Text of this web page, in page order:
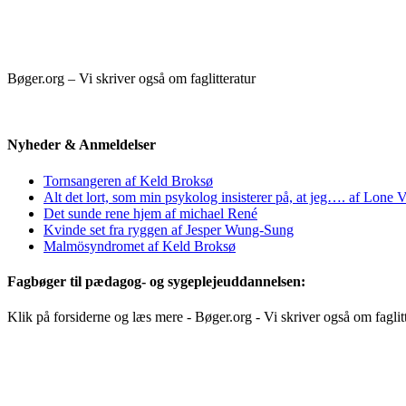
Bøger.org – Vi skriver også om faglitteratur
Nyheder & Anmeldelser
Tornsangeren af Keld Broksø
Alt det lort, som min psykolog insisterer på, at jeg…. af Lone
Det sunde rene hjem af michael René
Kvinde set fra ryggen af Jesper Wung-Sung
Malmösyndromet af Keld Broksø
Fagbøger til pædagog- og sygeplejeuddannelsen:
Klik på forsiderne og læs mere - Bøger.org - Vi skriver også om